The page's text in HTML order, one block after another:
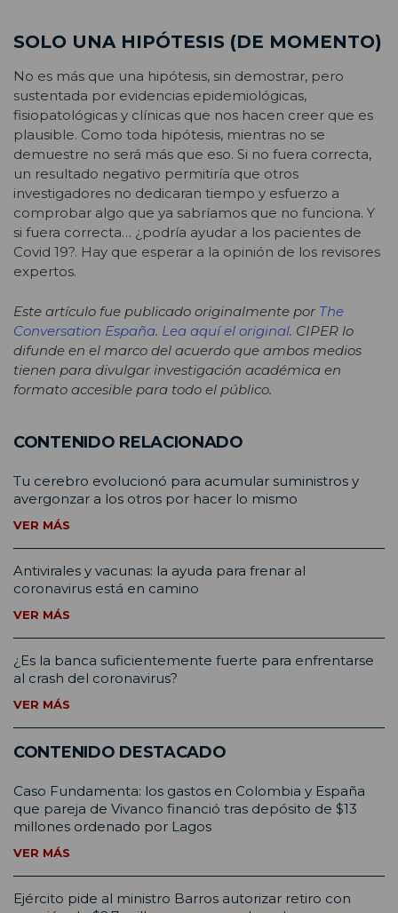
SOLO UNA HIPÓTESIS (DE MOMENTO)
No es más que una hipótesis, sin demostrar, pero
sustentada por evidencias epidemiológicas,
fisiopatológicas y clínicas que nos hacen creer que es
plausible. Como toda hipótesis, mientras no se
demuestre no será más que eso. Si no fuera correcta,
un resultado negativo permitiría que otros
investigadores no dedicaran tiempo y esfuerzo a
comprobar algo que ya sabríamos que no funciona. Y
si fuera correcta… ¿podría ayudar a los pacientes de
Covid 19?. Hay que esperar a la opinión de los revisores
expertos.
Este artículo fue publicado originalmente por The
Conversation España. Lea aquí el original. CIPER lo
difunde en el marco del acuerdo que ambos medios
tienen para divulgar investigación académica en
formato accesible para todo el público.
CONTENIDO RELACIONADO
Tu cerebro evolucionó para acumular suministros y
avergonzar a los otros por hacer lo mismo
VER MÁS
Antivirales y vacunas: la ayuda para frenar al
coronavirus está en camino
VER MÁS
¿Es la banca suficientemente fuerte para enfrentarse
al crash del coronavirus?
VER MÁS
CONTENIDO DESTACADO
Caso Fundamenta: los gastos en Colombia y España
que pareja de Vivanco financió tras depósito de $13
millones ordenado por Lagos
VER MÁS
Ejército pide al ministro Barros autorizar retiro con